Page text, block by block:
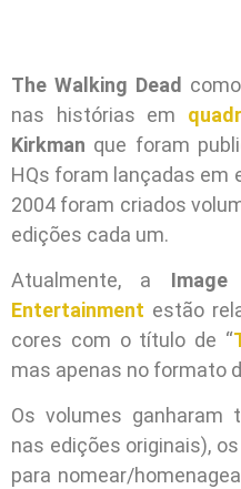
The Walking Dead
nas histórias em
Kirkman que foram
HQs foram lançadas em
2004 foram criados
edições cada um.
Atualmente, a Image
Entertainment estão
cores com o título de “
mas apenas no formato
Os volumes ganharam
nas edições originais),
para nomear/